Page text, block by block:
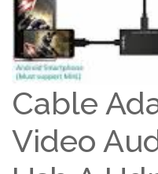
Cable
Video